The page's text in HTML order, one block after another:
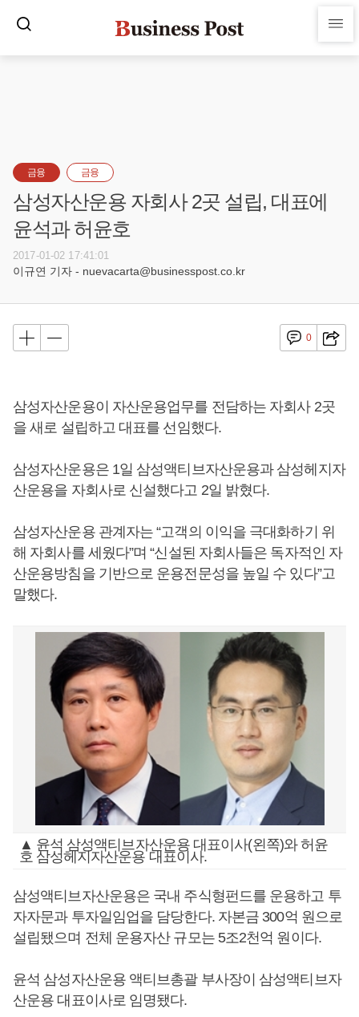
금융 금융
삼성자산운용 자회사 2곳 설립, 대표에
윤석과 허윤호
2017-01-02 17:41:01
이규연 기자 - nuevacarta@businesspost.co.kr
0
삼성자산운용이 자산운용업무를 전담하는 자회사 2곳
을 새로 설립하고 대표를 선임했다.
삼성자산운용은 1일 삼성액티브자산운용과 삼성헤지자
산운용을 자회사로 신설했다고 2일 밝혔다.
삼성자산운용 관계자는 “고객의 이익을 극대화하기 위
해 자회사를 세웠다”며 “신설된 자회사들은 독자적인 자
산운용방침을 기반으로 운용전문성을 높일 수 있다”고
말했다.
▲ 윤석 삼성액티브자산운용 대표이사(왼쪽)와 허윤
호 삼성헤지자산운용 대표이사.
삼성액티브자산운용은 국내 주식형펀드를 운용하고 투
자자문과 투자일임업을 담당한다. 자본금 300억 원으로
설립됐으며 전체 운용자산 규모는 5조2천억 원이다.
윤석 삼성자산운용 액티브총괄 부사장이 삼성액티브자
산운용 대표이사로 임명됐다.